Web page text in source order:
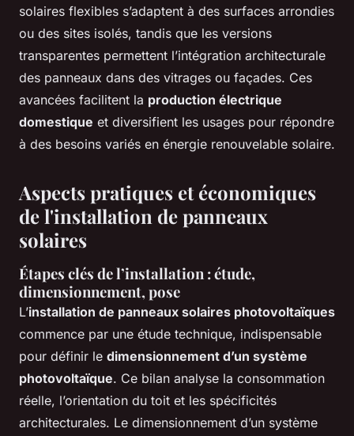
solaires flexibles s’adaptent à des surfaces arrondies
ou des sites isolés, tandis que les versions
transparentes permettent l’intégration architecturale
des panneaux dans des vitrages ou façades. Ces
avancées facilitent la production électrique
domestique et diversifient les usages pour répondre
à des besoins variés en énergie renouvelable solaire.
Aspects pratiques et économiques
de l'installation de panneaux
solaires
Étapes clés de l’installation : étude,
dimensionnement, pose
L’installation de panneaux solaires photovoltaïques
commence par une étude technique, indispensable
pour définir le dimensionnement d’un système
photovoltaïque. Ce bilan analyse la consommation
réelle, l’orientation du toit et les spécificités
architecturales. Le dimensionnement d’un système